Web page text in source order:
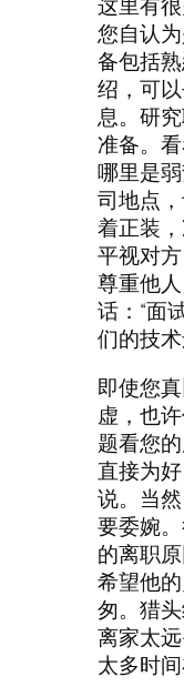
这里有
您自认
备包括
绍，可
息。研
准备。
哪里是
司地点
着正装
平视对方
尊重他
话：“面
们的技术
即使您
虚，也
题看您
直接为
说。当
要委婉
的离职
希望他
匆。猎
离家太
太多时间